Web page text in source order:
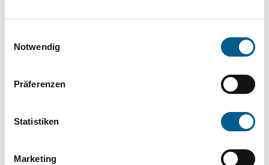
Notwendig
Präferenzen
Statistiken
Marketing
Kategorien verfeinert werden.
Suchen
Aktive Filter:
Bereiche: Stiftungen